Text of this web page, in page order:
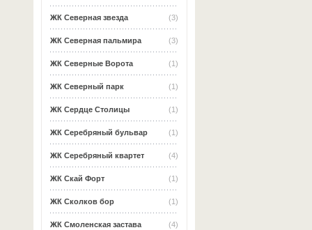
(3)
ЖК Северная звезда
(3)
ЖК Северная пальмира
(1)
ЖК Северные Ворота
(1)
ЖК Северный парк
(1)
ЖК Сердце Столицы
(1)
ЖК Серебряный бульвар
(4)
ЖК Серебряный квартет
(1)
ЖК Скай Форт
(1)
ЖК Сколков бор
(4)
ЖК Смоленская застава